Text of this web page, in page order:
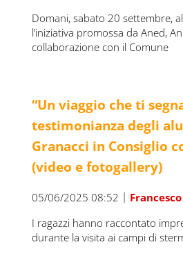
Domani, sabato 20 settembre,
l’iniziativa promossa da Aned,
collaborazione con il Comune
“Un viaggio che ti
testimonianza degli
Granacci in Consiglio
(video e fotogallery)
05/06/2025 08:52 |
I ragazzi hanno raccontato
durante la visita ai campi di